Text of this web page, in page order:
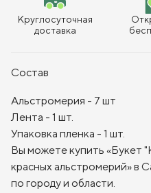
Круглосуточная
доставка
Состав
Альстромерия - 7 шт
Лента - 1 шт.
Упаковка пленка - 1 шт.
Вы можете купить «Букет
красных альстромерий» в
по городу и области.